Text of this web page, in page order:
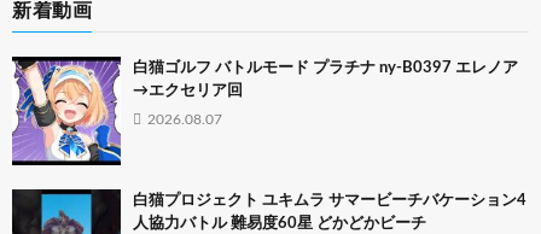
新着動画
白猫ゴルフ バトルモード プラチナ ny-B0397 エレノア
→エクセリア回
2026.08.07
白猫プロジェクト ユキムラ サマービーチバケーション4
人協力バトル 難易度60星 どかどかビーチ